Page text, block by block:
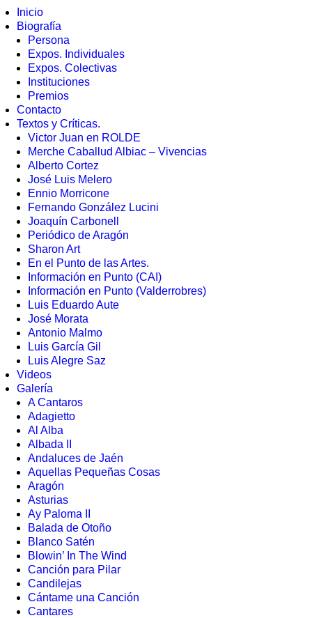
Inicio
Biografía
Persona
Expos. Individuales
Expos. Colectivas
Instituciones
Premios
Contacto
Textos y Críticas.
Victor Juan en ROLDE
Merche Caballud Albiac – Vivencias
Alberto Cortez
José Luis Melero
Ennio Morricone
Fernando González Lucini
Joaquín Carbonell
Periódico de Aragón
Sharon Art
En el Punto de las Artes.
Información en Punto (CAI)
Información en Punto (Valderrobres)
Luis Eduardo Aute
José Morata
Antonio Malmo
Luis García Gil
Luis Alegre Saz
Videos
Galería
A Cantaros
Adagietto
Al Alba
Albada II
Andaluces de Jaén
Aquellas Pequeñas Cosas
Aragón
Asturias
Ay Paloma II
Balada de Otoño
Blanco Satén
Blowin’ In The Wind
Canción para Pilar
Candilejas
Cántame una Canción
Cantares